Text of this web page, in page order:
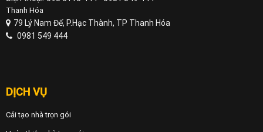
Thanh Hóa
79 Lý Nam Đế, P.Hạc Thành, TP Thanh Hóa
0981 549 444
DỊCH VỤ
Cải tạo nhà trọn gói